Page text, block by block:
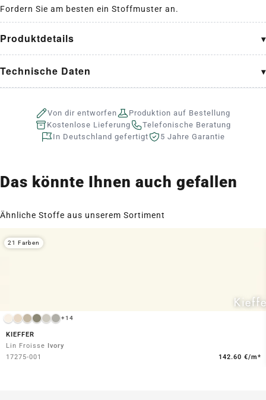
Fordern Sie am besten ein Stoffmuster an.
Produktdetails
Technische Daten
Von dir entworfen
Produktion auf Bestellung
Kostenlose Lieferung
Telefonische Beratung
In Deutschland gefertigt
5 Jahre Garantie
Das könnte Ihnen auch gefallen
Ähnliche Stoffe aus unserem Sortiment
+14
KIEFFER
Lin Froisse
Ivory
17275-001
142.60 €/m*
21 Farben